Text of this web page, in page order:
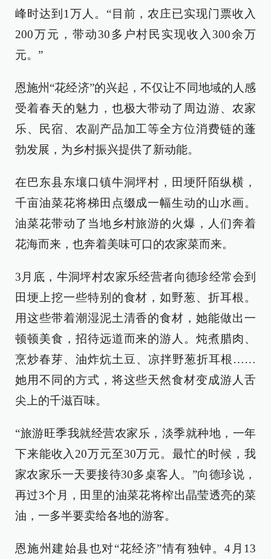
峰时达到1万人。“目前，农庄已实现门票收入
200万元，带动30多户村民实现收入300余万
元。”
恩施州“花经济”的兴起，不仅让不同地域的人感
受着春天的魅力，也极大带动了周边游、农家
乐、民宿、农副产品加工等全方位消费链的蓬
勃发展，为乡村振兴提供了新动能。
在巴东县东壤口镇牛洞坪村，田埂阡陌纵横，
千亩油菜花将梯田点缀成一幅生动的山水画。
油菜花带动了当地乡村旅游的火爆，人们奔着
花海而来，也奔着美味可口的农家菜而来。
3月底，牛洞坪村农家乐经营者向德珍经常会到
田埂上挖一些特别的食材，如野葱、折耳根。
用这些带着潮湿泥土清香的食材，她能做出一
顿顿美食，招待远道而来的游人。炖煮腊肉、
烹炒春芽、油炸炕土豆、凉拌野葱折耳根……
她用不同的方式，将这些天然食材变成游人舌
尖上的千滋百味。
“旅游旺季我就经营农家乐，淡季就种地，一年
下来能收入20万元至30万元。最忙的时候，我
家农家乐一天要接待30多桌客人。”向德珍说，
再过3个月，田里的油菜花将榨出晶莹透亮的菜
油，一多半要卖给各地的游客。
恩施州建始县也对“花经济”情有独钟。4月13